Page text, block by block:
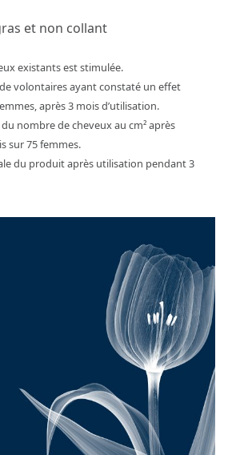
et non collant
existants est stimulée.
volontaires ayant constaté un effet
après 3 mois d’utilisation.
nombre de cheveux au cm² après
sur 75 femmes.
du produit après utilisation pendant 3